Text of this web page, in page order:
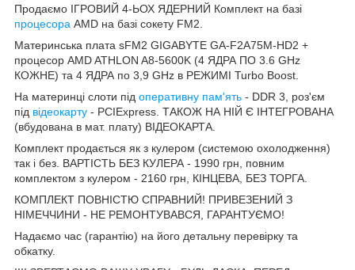
Продаємо ІГРОВИЙ 4-ЬОХ ЯДЕРНИЙ Комплект на базі
процесора AMD на базі сокету FM2.
Материнська плата sFM2 GIGABYTE GA-F2A75M-HD2 +
процесор AMD ATHLON A8-5600K (4 ЯДРА ПО 3.6 GHz
КОЖНЕ) та 4 ЯДРА по 3,9 GHz в РЕЖИМІ Turbo Boost.
На материнці слоти під оперативну пам'ять - DDR 3, роз'єм
під відеокарту - PCIExpress. ТАКОЖ НА НІЙ Є ІНТЕГРОВАНА
(вбудована в мат. плату) ВІДЕОКАРТА.
Комплект продається як з кулером (системою охолодження)
так і без. ВАРТІСТЬ БЕЗ КУЛЕРА - 1990 грн, повним
комплектом з кулером - 2160 грн, КІНЦЕВА, БЕЗ ТОРГА.
КОМПЛЕКТ ПОВНІСТЮ СПРАВНИЙ! ПРИВЕЗЕНИЙ З
НІМЕЧЧИНИ - НЕ РЕМОНТУВАВСЯ, ГАРАНТУЄМО!
Надаємо час (гарантію) на його детальну перевірку та
обкатку.